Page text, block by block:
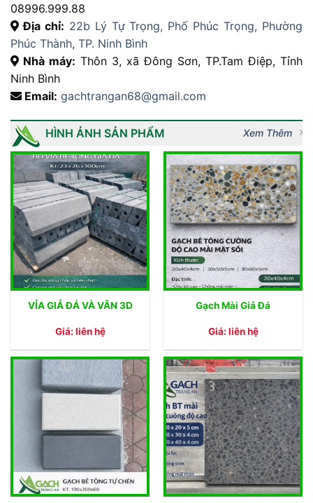
08996.999.88
Địa chỉ: 22b Lý Tự Trọng, Phố Phúc Trọng, Phường
Phúc Thành, TP. Ninh Bình
Nhà máy: Thôn 3, xã Đông Sơn, TP.Tam Điệp, Tỉnh
Ninh Bình
Email: gachtrangan68@gmail.com
HÌNH ẢNH SẢN PHẨM Xem Thêm
VỈA GIẢ ĐÁ VÀ VÂN 3D
Giá: liên hệ
Gạch Mài Giả Đá
Giá: liên hệ